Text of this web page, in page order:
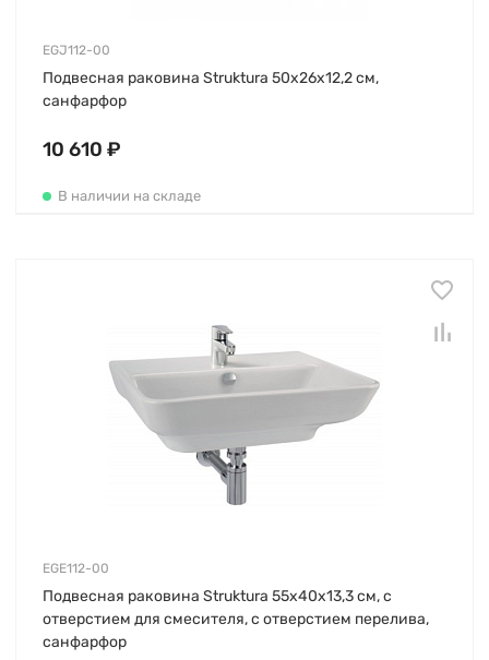
EGJ112-00
Подвесная раковина Struktura 50х26х12,2 см,
санфарфор
10 610 ₽
В наличии на складе
EGE112-00
Подвесная раковина Struktura 55х40х13,3 см, с
отверстием для смесителя, с отверстием перелива,
санфарфор